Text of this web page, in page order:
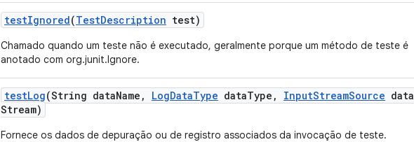
testIgnored(TestDescription test)
Chamado quando um teste não é executado, geralmente porque um método de teste é
anotado com org.junit.Ignore.
testLog(String dataName , LogDataType dataType , InputStreamSource data
Stream)
Fornece os dados de depuração ou de registro associados da invocação de teste.